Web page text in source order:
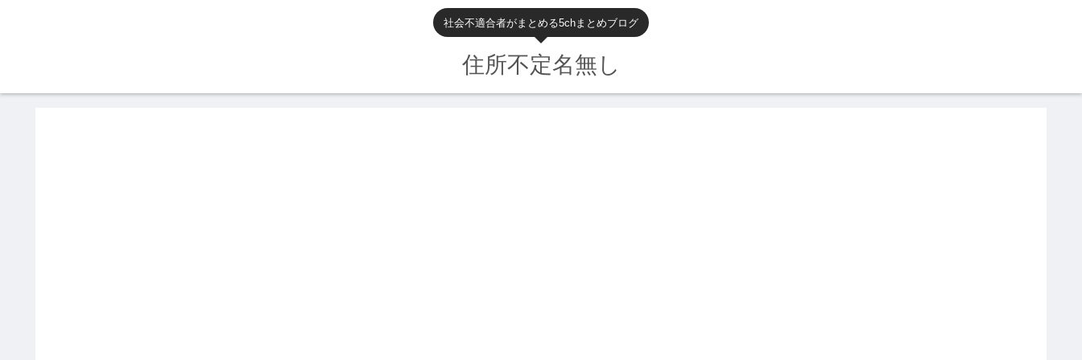
社会不適合者がまとめる5chまとめブログ
住所不定名無し